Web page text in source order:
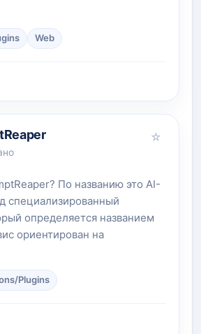
Web
☆
По названию это AI-
специализированный
определяется названием
ориентирован на
Plugins